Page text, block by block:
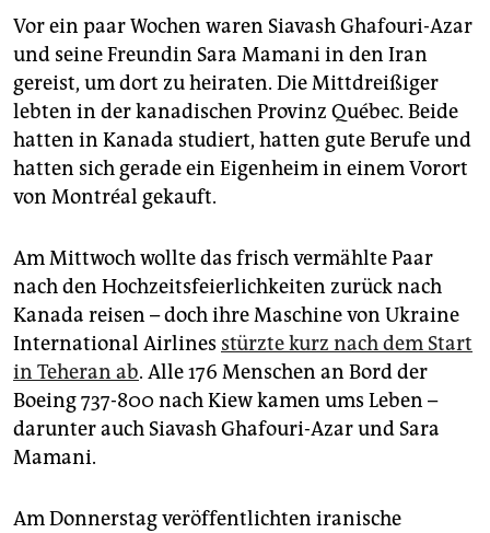
unterstützen
abo
genossenschaft
epaper login
Vor ein paar Wochen waren Sia­vash Ghafouri-Azar
und seine Freundin Sara Mamani in den Iran
gereist, um dort zu heiraten. Die Mittdreißiger
lebten in der kanadischen Provinz Québec. Beide
hatten in Kanada studiert, hatten gute Berufe und
hatten sich gerade ein Eigenheim in einem Vorort
von Mont­réal gekauft.
Am Mittwoch wollte das frisch vermählte Paar
nach den Hochzeitsfeierlichkeiten zurück nach
Kanada reisen – doch ihre Maschine von Ukraine
International Airlines stürzte kurz nach dem Start
in Teheran ab. Alle 176 Menschen an Bord der
Boeing 737-800 nach Kiew kamen ums Leben –
darunter auch Siavash Ghafouri-Azar und Sara
Mamani.
Am Donnerstag veröffentlichten iranische